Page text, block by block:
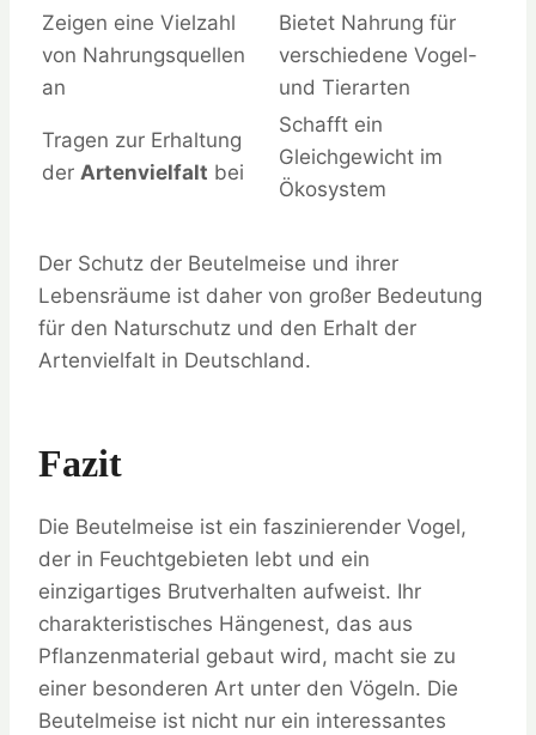
Zeigen eine Vielzahl
von Nahrungsquellen
an
Bietet Nahrung für
verschiedene Vogel-
und Tierarten
Tragen zur Erhaltung
der Artenvielfalt bei
Schafft ein
Gleichgewicht im
Ökosystem
Der Schutz der Beutelmeise und ihrer
Lebensräume ist daher von großer Bedeutung
für den Naturschutz und den Erhalt der
Artenvielfalt in Deutschland.
Fazit
Die Beutelmeise ist ein faszinierender Vogel,
der in Feuchtgebieten lebt und ein
einzigartiges Brutverhalten aufweist. Ihr
charakteristisches Hängenest, das aus
Pflanzenmaterial gebaut wird, macht sie zu
einer besonderen Art unter den Vögeln. Die
Beutelmeise ist nicht nur ein interessantes